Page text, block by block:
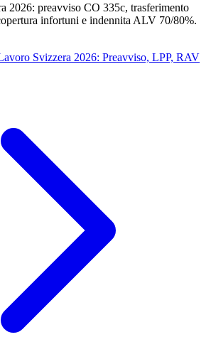
2026: preavviso CO 335c, trasferimento
infortuni e indennita ALV 70/80%.
Svizzera 2026: Preavviso, LPP, RAV